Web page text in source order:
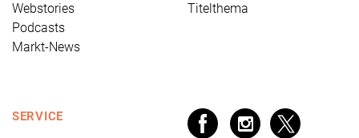
Webstories
Podcasts
Markt-News
Titelthema
SERVICE